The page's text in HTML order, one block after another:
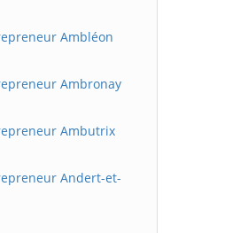
Ambléon
Ambronay
Ambutrix
Andert-et-